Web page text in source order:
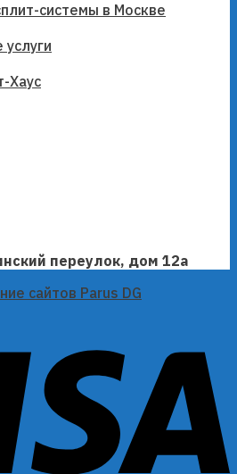
системы в Москве
Хаус
переулок, дом 12а
сайтов Parus DG